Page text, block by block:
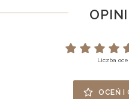
Liczba
OCEŃ I